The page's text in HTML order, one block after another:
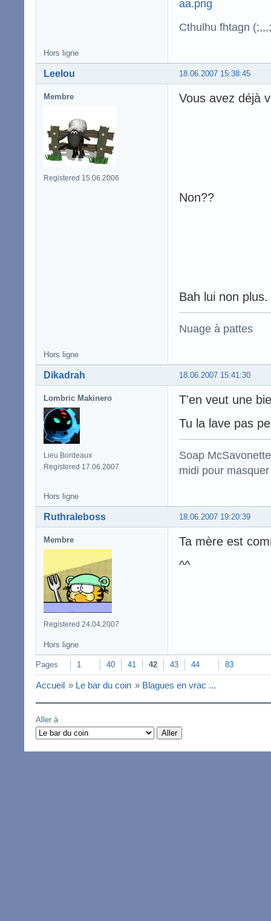
Cthulhu fhtagn
Hors ligne
18.06.2007 15:38:45
Leelou
Membre
Registered 15.06.2006
Vous avez déjà
Non??
Bah lui non plus.
Nuage à pattes
Hors ligne
18.06.2007 15:41:30
Dikadrah
Lombric Makinero
Lieu Bordeaux
Registered 17.06.2007
T'en veut une
Tu la lave pas
Soap
midi pour
Hors ligne
18.06.2007 19:20:39
Ruthraleboss
Membre
Registered 24.04.2007
Ta mère est
^^
Hors ligne
Pages 1 40 41 42 43 44 83
Accueil » Le bar du coin » Blagues en vrac ...
Aller à